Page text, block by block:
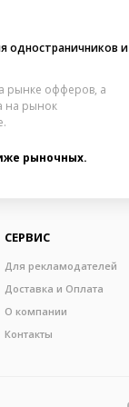
одностраничников и
рынке офферов, а
на рынок
рыночных.
СЕРВИС
Для рекламодателей
Доставка и Оплата
О компании
Контакты